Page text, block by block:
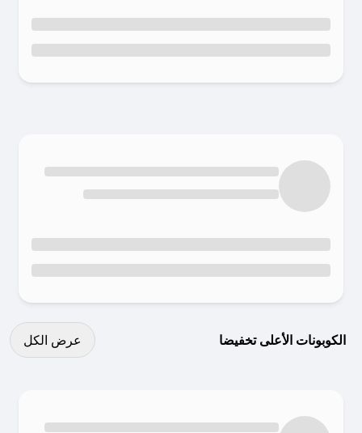
الكوبونات الأعلى تخفيضا
عرض كل الكوبونات
عرض الكل